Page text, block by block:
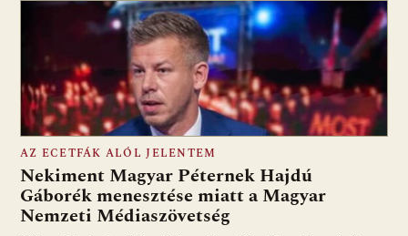
Fotó: media1.hu
AZ ECETFÁK ALÓL JELENTEM
Nekiment Magyar Péternek Hajdú
Gáborék menesztése miatt a Magyar
Nemzeti Médiaszövetség